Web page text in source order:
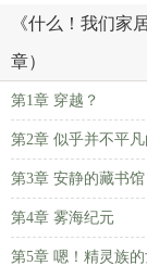
《什么！我们家
章）
第1章 穿越？
第2章 似乎并不平
第3章 安静的藏书馆
第4章 雾海纪元
第5章 嗯！精灵族